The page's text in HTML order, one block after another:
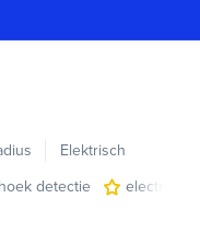
Elektrisch
detectie
electronic